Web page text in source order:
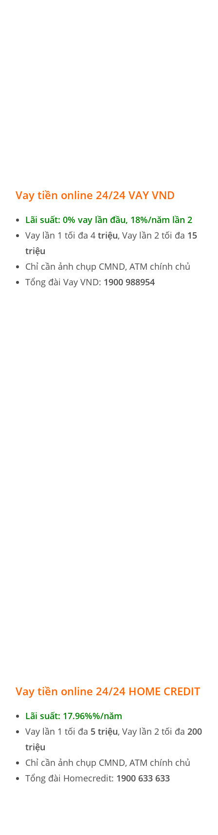
Vay tiền online 24/24 VAY VND
Lãi suất: 0% vay lần đầu, 18%/năm lần 2
Vay lần 1 tối đa 4 triệu, Vay lần 2 tối đa 15
triệu
Chỉ cần ảnh chụp CMND, ATM chính chủ
Tổng đài Vay VND: 1900 988954
Vay tiền online 24/24 HOME CREDIT
Lãi suất: 17.96%%/năm
Vay lần 1 tối đa 5 triệu, Vay lần 2 tối đa200
triệu
Chỉ cần ảnh chụp CMND, ATM chính chủ
Tổng đài Homecredit: 1900 633 633